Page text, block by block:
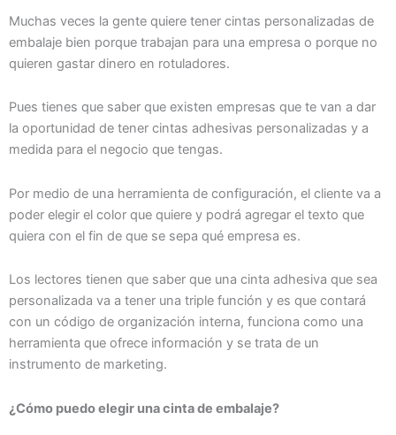
Muchas veces la gente quiere tener cintas personalizadas de
embalaje bien porque trabajan para una empresa o porque no
quieren gastar dinero en rotuladores.
Pues tienes que saber que existen empresas que te van a dar
la oportunidad de tener cintas adhesivas personalizadas y a
medida para el negocio que tengas.
Por medio de una herramienta de configuración, el cliente va a
poder elegir el color que quiere y podrá agregar el texto que
quiera con el fin de que se sepa qué empresa es.
Los lectores tienen que saber que una cinta adhesiva que sea
personalizada va a tener una triple función y es que contará
con un código de organización interna, funciona como una
herramienta que ofrece información y se trata de un
instrumento de marketing.
¿Cómo puedo elegir una cinta de embalaje?